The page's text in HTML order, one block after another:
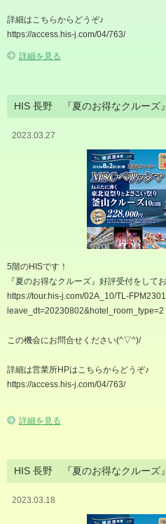
詳細はこちらからどうぞ♪
https://access.his-j.com/04/763/
詳細を見る
HIS 長野 『夏のお得なクルーズ
2023.03.27
5階のHISです！
『夏のお得なクルーズ』好評受付をして
https://tour.his-j.com/02A_10/TL-
leave_dt=20230802&hotel_room_type=2
この機会にお問合せください(^▽^)/
詳細は営業所HPはこちらからどうぞ♪
https://access.his-j.com/04/763/
詳細を見る
HIS 長野 『夏のお得なクルーズ
2023.03.18